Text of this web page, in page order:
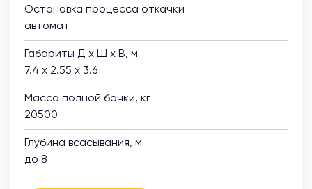
Остановка процесса откачки
автомат
Габариты Д х Ш х В, м
7.4 х 2.55 х 3.6
Масса полной бочки, кг
20500
Глубина всасывания, м
до 8